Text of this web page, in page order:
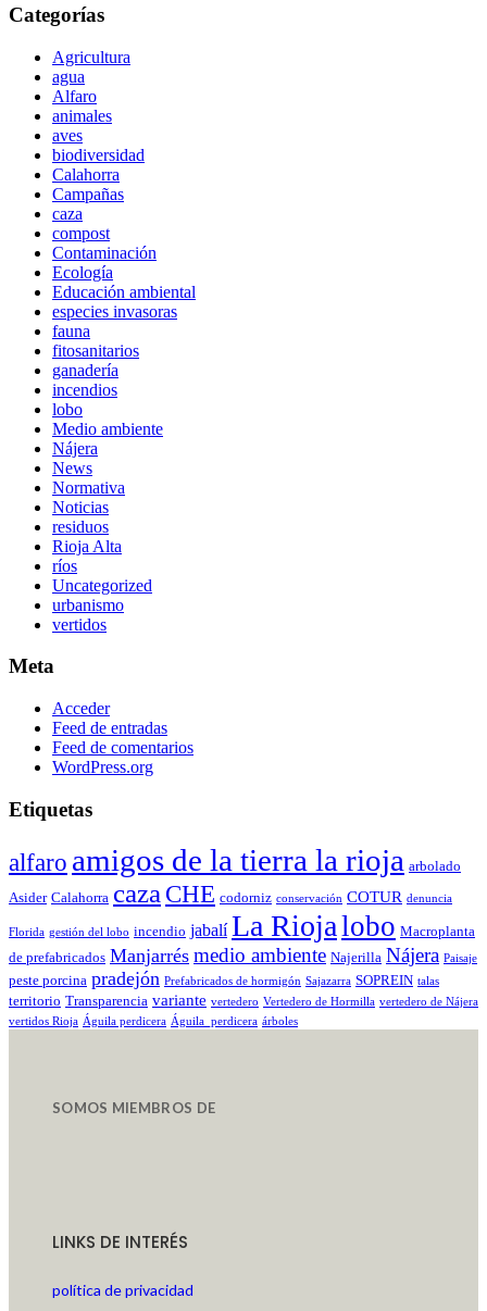
Categorías
Agricultura
agua
Alfaro
animales
aves
biodiversidad
Calahorra
Campañas
caza
compost
Contaminación
Ecología
Educación ambiental
especies invasoras
fauna
fitosanitarios
ganadería
incendios
lobo
Medio ambiente
Nájera
News
Normativa
Noticias
residuos
Rioja Alta
ríos
Uncategorized
urbanismo
vertidos
Meta
Acceder
Feed de entradas
Feed de comentarios
WordPress.org
Etiquetas
alfaro amigos de la tierra la rioja arbolado
Asider Calahorra caza CHE codorniz conservación COTUR denuncia
Florida gestión del lobo incendio jabalí La Riojalobo Macroplanta
de prefabricados Manjarrés medio ambiente Najerilla Nájera Paisaje
peste porcina pradejón Prefabricados de hormigón Sajazarra SOPREIN talas
territorio Transparencia variante vertedero Vertedero de Hormilla vertedero de Nájera
vertidos Rioja Águila perdicera Águila_perdicera árboles
SOMOS MIEMBROS DE
LINKS DE INTERÉS
política de privacidad